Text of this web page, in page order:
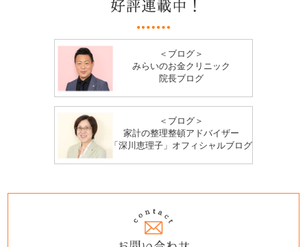
＜ブログ＞
みらいのお金クリニック
院長ブログ
＜ブログ＞
家計の整理整頓アドバイザー
「深川恵理子」オフィシャルブログ